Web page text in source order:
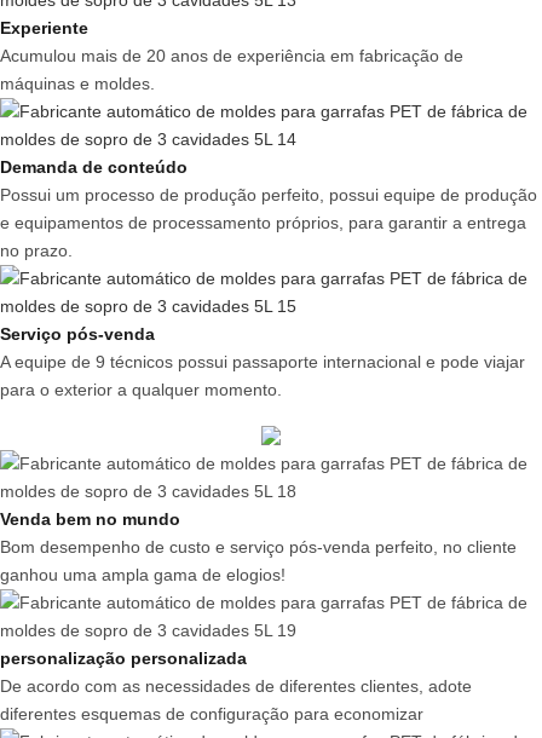
Experiente
Acumulou mais de 20 anos de experiência em fabricação de
máquinas e moldes.
Demanda de conteúdo
Possui um processo de produção perfeito, possui equipe de produção
e equipamentos de processamento próprios, para garantir a entrega
no prazo.
Serviço pós-venda
A equipe de 9 técnicos possui passaporte internacional e pode viajar
para o exterior a qualquer momento.
Venda bem no mundo
Bom desempenho de custo e serviço pós-venda perfeito, no cliente
ganhou uma ampla gama de elogios!
personalização personalizada
De acordo com as necessidades de diferentes clientes, adote
diferentes esquemas de configuração para economizar